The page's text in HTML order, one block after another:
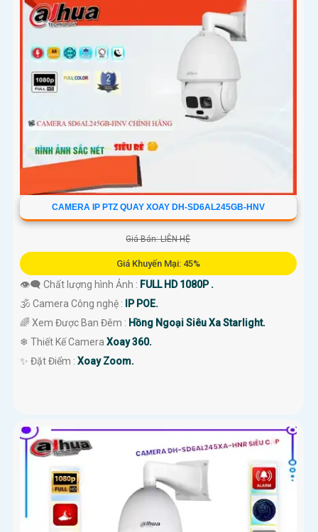
CAMERA IP PTZ QUAY XOAY DH-SD6AL245GB-HNV
Giá Bán: LIÊN HỆ
Giá Khuyến Mại: 45%
👁️‍🗨 Chất lượng hình Ảnh : FULL HD 1080P .
🕉️ Camera Công nghệ :
IP POE.
🌈 Xem Được Ban Đêm : Hồng Ngoại Siêu Xa Starlight.
❄ Thiết Kế Camera Xoay 360.
️✨ Đặt Điểm : Xoay Zoom.